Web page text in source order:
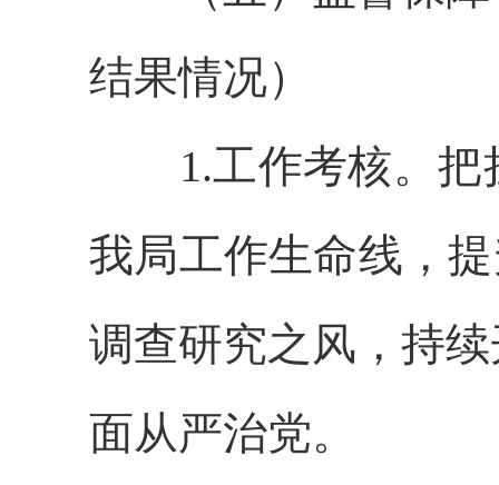
结果情况）
1.工作考核。把
我局工作生命线，
调查研究之风，持
面从严治党。